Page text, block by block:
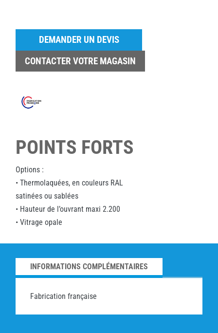
DEMANDER UN DEVIS
CONTACTER VOTRE MAGASIN
POINTS FORTS
Options :
• Thermolaquées, en couleurs RAL
satinées ou sablées
• Hauteur de l’ouvrant maxi 2.200
• Vitrage opale
INFORMATIONS COMPLÉMENTAIRES
Fabrication française